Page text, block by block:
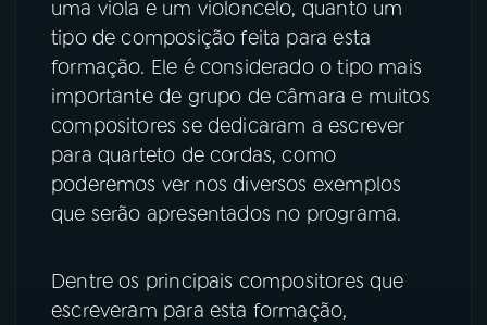
ACOMPANHE A RÁDIO MEC
YouTube Facebook
Instagram X
uma viola e um violoncelo, quanto um
tipo de composição feita para esta
formação. Ele é considerado o tipo mais
importante de grupo de câmara e muitos
compositores se dedicaram a escrever
para quarteto de cordas, como
poderemos ver nos diversos exemplos
que serão apresentados no programa.
Dentre os principais compositores que
escreveram para esta formação,